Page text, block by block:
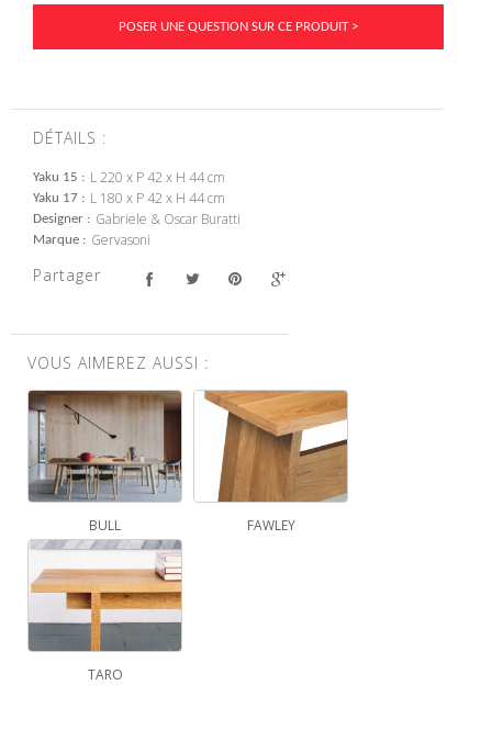
POSER UNE QUESTION SUR CE PRODUIT >
DÉTAILS :
Yaku 15 L 220 x P 42 x H 44 cm
Yaku 17 L 180 x P 42 x H 44 cm
Designer Gabriele & Oscar Buratti
Marque Gervasoni
Partager
VOUS AIMEREZ AUSSI :
BULL FAWLEY
TARO